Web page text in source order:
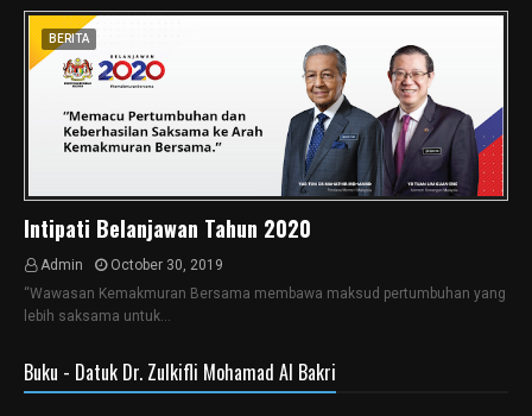
BERITA
Intipati Belanjawan Tahun 2020
Admin
October 30, 2019
“Wawasan Kemakmuran Bersama membawa maksud pertumbuhan yang
lebih saksama untuk…
Buku - Datuk Dr. Zulkifli Mohamad Al Bakri